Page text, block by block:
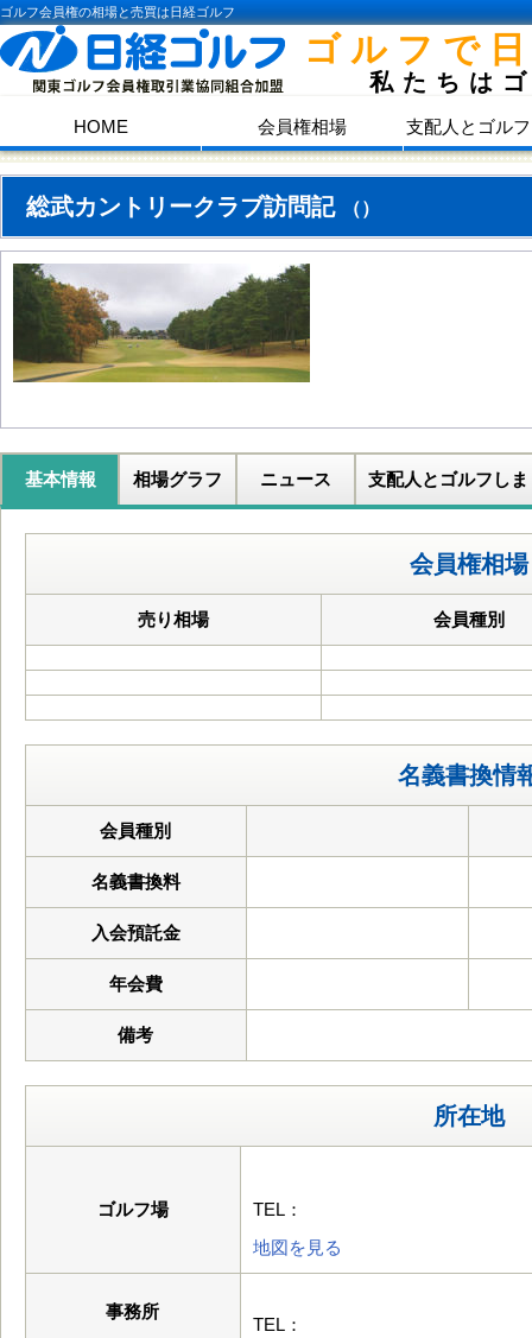
ゴルフ会員権の相場と売買は日経ゴルフ
ゴルフで
私たちは
HOME 会員権相場 支配人とゴル
総武カントリークラブ訪問記 （）
基本情報 相場グラフ ニュース 支配人とゴルフしま
会員権相場
売り相場 会員種別
名義書換情
会員種別
名義書換料
入会預託金
年会費
備考
所在地
ゴルフ場
TEL：
地図を見る
事務所
TEL：